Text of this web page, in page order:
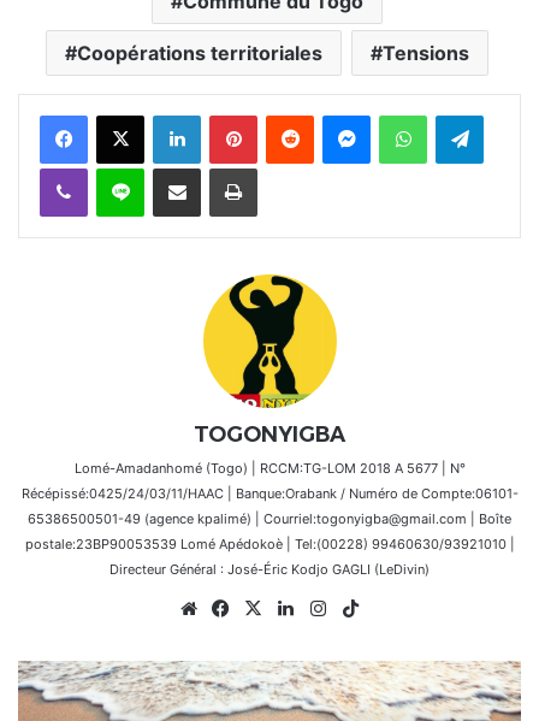
Coopérations territoriales Tensions
FacebookX Linkedin PinterestReddit MessengerWhatsAppTelegram
Viber Ligne Partager par email Imprimer
TOGONYIGBA
Lomé-Amadanhomé (Togo) | RCCM:TG-LOM 2018 A 5677 | N°
Récépissé:0425/24/03/11/HAAC | Banque:Orabank / Numéro de Compte:06101-
65386500501-49 (agence kpalimé) | Courriel:togonyigba@gmail.com | Boîte
postale:23BP90053539 Lomé Apédokoè | Tel:(00228) 99460630/93921010 |
Directeur Général : José-Éric Kodjo GAGLI (LeDivin)
WebsiteFacebook
X LinkedinInstagram